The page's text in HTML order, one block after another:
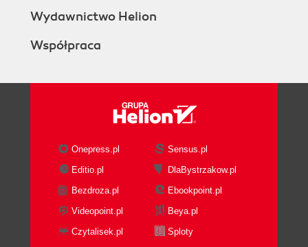
Wydawnictwo Helion
Współpraca
Onepress.pl
Sensus.pl
Editio.pl
DlaBystrzakow.pl
Bezdroza.pl
Ebookpoint.pl
Videopoint.pl
Beya.pl
Czytalisek.pl
Sploty